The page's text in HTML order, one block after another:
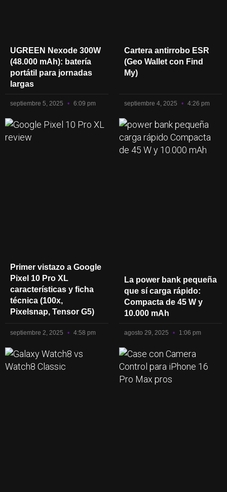
UGREEN Nexode 300W
(48.000 mAh): batería
portátil para jornadas
largas
septiembre 5, 2025 6:09 pm
Cartera antirrobo ESR
(Geo Wallet con Find
My)
septiembre 4, 2025 4:26 pm
Primer vistazo a Google
Pixel 10 Pro XL
características y ficha
técnica (100x,
Pixelsnap, Tensor G5)
septiembre 2, 2025 4:58 pm
La power bank pequeña
que sí carga rápido:
Compacta de 45 W y
10.000 mAh
agosto 29, 2025 1:06 pm